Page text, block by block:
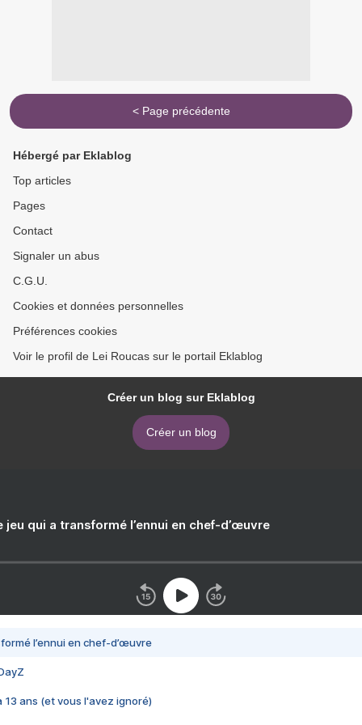
< Page précédente
Hébergé par Eklablog
Top articles
Pages
Contact
Signaler un abus
C.G.U.
Cookies et données personnelles
Préférences cookies
Voir le profil de Lei Roucas sur le portail Eklablog
Créer un blog sur Eklablog
Créer un blog
jeu qui a transformé l’ennui en chef-d’œuvre
l’ennui en chef-d’œuvre
13 ans (et vous l'avez ignoré)